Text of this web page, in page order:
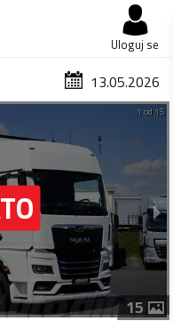
Uloguj se
13.05.2026
1 od 15
15